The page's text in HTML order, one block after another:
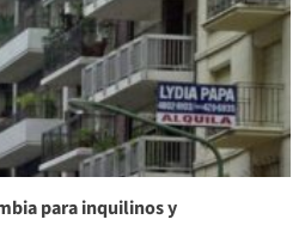
para inquilinos y